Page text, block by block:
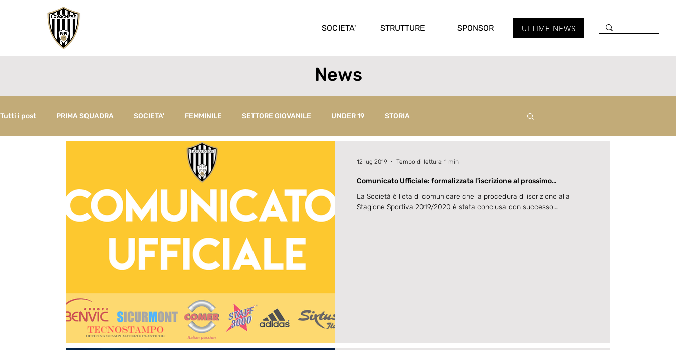
SOCIETA' STRUTTURE SPONSOR ULTIME NEWS
News
Tutti i post PRIMA SQUADRA SOCIETA' FEMMINILE SETTORE GIOVANILE UNDER 19 STORIA
Comunicato Ufficiale: formalizzata l'iscrizione al prossimo
La Società è lieta di comunicare che la procedura di iscrizione alla
Stagione Sportiva 2019/2020 è stata conclusa con successo.
12 lug 2019 Tempo di lettura: 1 min